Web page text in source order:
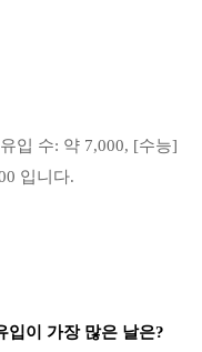
입 수: 약 7,000, [수능]
입니다.​
입이 가장 많은 날은?